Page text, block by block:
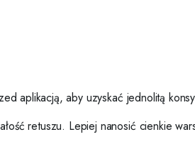
aplikacją, aby uzyskać jednolitą
retuszu. Lepiej nanosić cienkie